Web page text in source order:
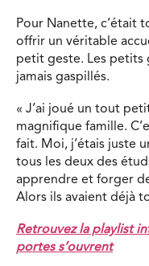
Pour Nanette, c’était
offrir un véritable
petit geste. Les petits
jamais gaspillés.
« J’ai joué un tout
magnifique famille.
fait. Moi, j’étais juste
tous les deux des
apprendre et forger
Alors ils avaient déjà
Retrouvez la playlist
portes s’ouvrent